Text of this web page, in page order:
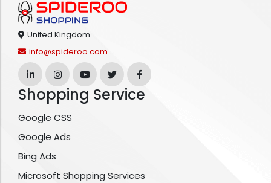
United Kingdom
info@spideroo.com
Shopping Service
Google CSS
Google Ads
Bing Ads
Microsoft Shopping Services